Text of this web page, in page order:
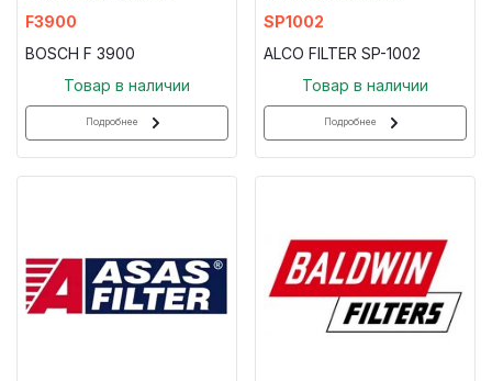
F3900
BOSCH F 3900
Товар в наличии
Подробнее
SP1002
ALCO FILTER SP-1002
Товар в наличии
Подробнее